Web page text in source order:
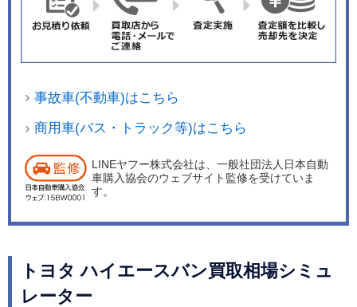
イバーカーボン調加飾やディスチャージヘッドラ
ンプなどを装備した特別仕様車「スーパーGL“プ
ライムセレクション”」を発売した。
事故車(不動車)はこちら
商用車(バス・トラック等)はこちら
LINEヤフー株式会社は、一般社団法人日本自動
車購入協会のウェブサイト監修を受けていま
す。
トヨタ ハイエースバン買取相場シミュ
レーター